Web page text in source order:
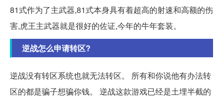
81式作为了主武器,81式本身具有着超高的射速和高额的伤
害,虎王主武器就是很好的佐证,今年的牛年套装。
逆战怎么申请转区?
逆战没有转区系统也就无法转区。 所有和你说他有办法转
区的都是骗子想骗你钱。 逆战这款游戏已经是土埋半截的